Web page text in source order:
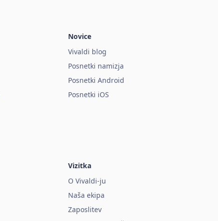
Novice
Vivaldi blog
Posnetki namizja
Posnetki Android
Posnetki iOS
Vizitka
O Vivaldi-ju
Naša ekipa
Zaposlitev